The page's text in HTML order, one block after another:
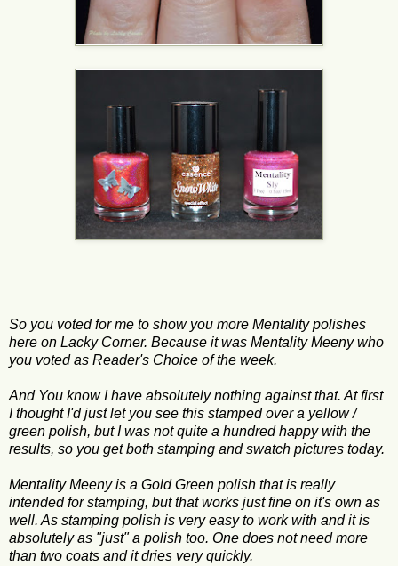
So you voted for me to show you more Mentality polishes
here on Lacky Corner. Because it was Mentality Meeny who
you voted as Reader's Choice of the week.
And You know I have absolutely nothing against that. At first
I thought I'd just let you see this stamped over a yellow /
green polish, but I was not quite a hundred happy with the
results, so you get both stamping and swatch pictures today.
Mentality Meeny is a Gold Green polish that is really
intended for stamping, but that works just fine on it's own as
well. As stamping polish is very easy to work with and it is
absolutely as "just" a polish too. One does not need more
than two coats and it dries very quickly.